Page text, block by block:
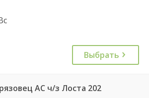
Выбрать
АС ч/з Лоста 202